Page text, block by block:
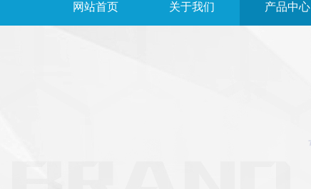
网站首页 关于我们 产品中心